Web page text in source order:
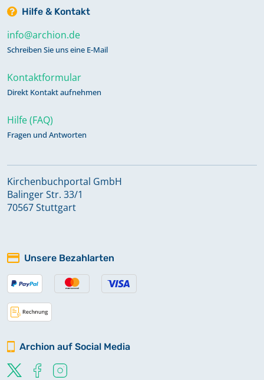
Hilfe & Kontakt
info@archion.de
Schreiben Sie uns eine E-Mail
Kontaktformular
Direkt Kontakt aufnehmen
Hilfe (FAQ)
Fragen und Antworten
Kirchenbuchportal GmbH
Balinger Str. 33/1
70567 Stuttgart
Unsere Bezahlarten
Archion auf Social Media